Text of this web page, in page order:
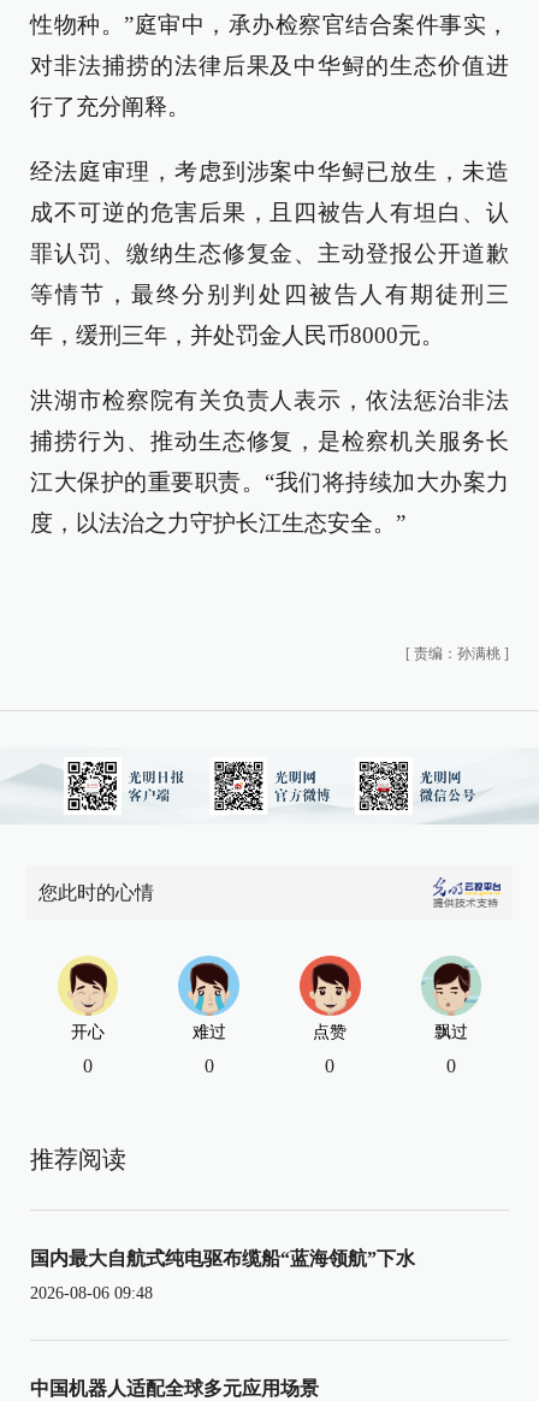
性物种。”庭审中，承办检察官结合案件事实，
对非法捕捞的法律后果及中华鲟的生态价值进
行了充分阐释。
经法庭审理，考虑到涉案中华鲟已放生，未造
成不可逆的危害后果，且四被告人有坦白、认
罪认罚、缴纳生态修复金、主动登报公开道歉
等情节，最终分别判处四被告人有期徒刑三
年，缓刑三年，并处罚金人民币8000元。
洪湖市检察院有关负责人表示，依法惩治非法
捕捞行为、推动生态修复，是检察机关服务长
江大保护的重要职责。“我们将持续加大办案力
度，以法治之力守护长江生态安全。”
[ 责编：孙满桃 ]
您此时的心情
开心
0
难过
0
点赞
0
飘过
0
推荐阅读
国内最大自航式纯电驱布缆船“蓝海领航”下水
2026-08-06 09:48
中国机器人适配全球多元应用场景